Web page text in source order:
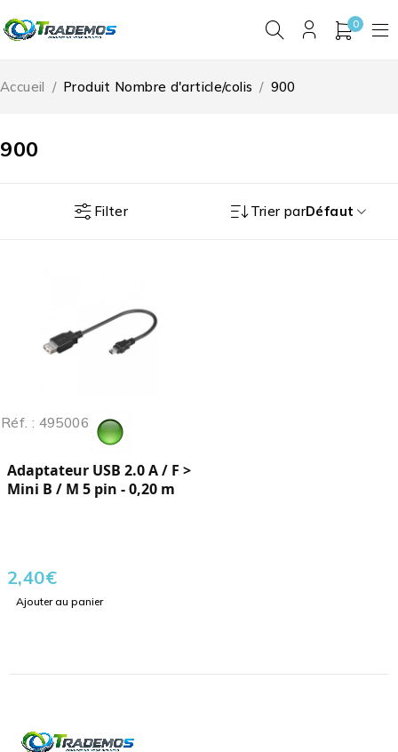
0
900
Accueil / Produit Nombre d'article/colis / 900
Filter Trier parDéfaut
Réf. : 495006
Adaptateur USB 2.0 A / F >
Mini B / M 5 pin - 0,20 m
2,40€
Ajouter au panier